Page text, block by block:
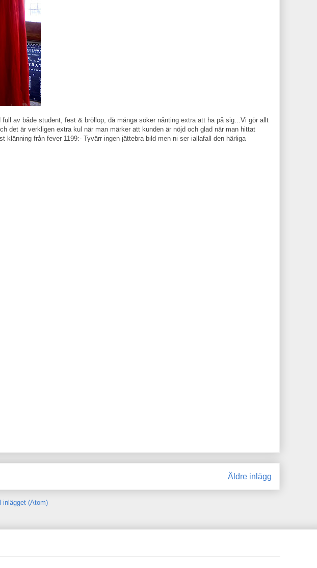
av både student, fest & bröllop, då många söker nånting extra att ha på sig...Vi gör allt
det är verkligen extra kul när man märker att kunden är nöjd och glad när man hittat
från fever 1199:- Tyvärr ingen jättebra bild men ni ser iallafall den härliga
Äldre inlägg
inlägget (Atom)